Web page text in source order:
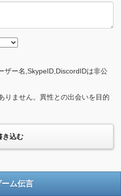
ザー名,SkypeID,DiscordIDは非公
りません。異性との出会いを目的
ム伝言